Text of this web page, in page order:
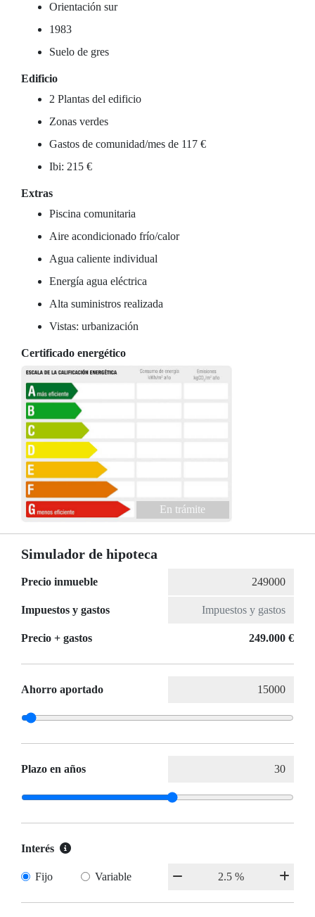
Orientación sur
1983
Suelo de gres
Edificio
2 Plantas del edificio
Zonas verdes
Gastos de comunidad/mes de 117 €
Ibi: 215 €
Extras
Piscina comunitaria
Aire acondicionado frío/calor
Agua caliente individual
Energía agua eléctrica
Alta suministros realizada
Vistas: urbanización
Certificado energético
En trámite
Simulador de hipoteca
Precio inmueble
Impuestos y gastos
Precio + gastos 249.000 €
Ahorro aportado
Plazo en años
Interés
Fijo Variable